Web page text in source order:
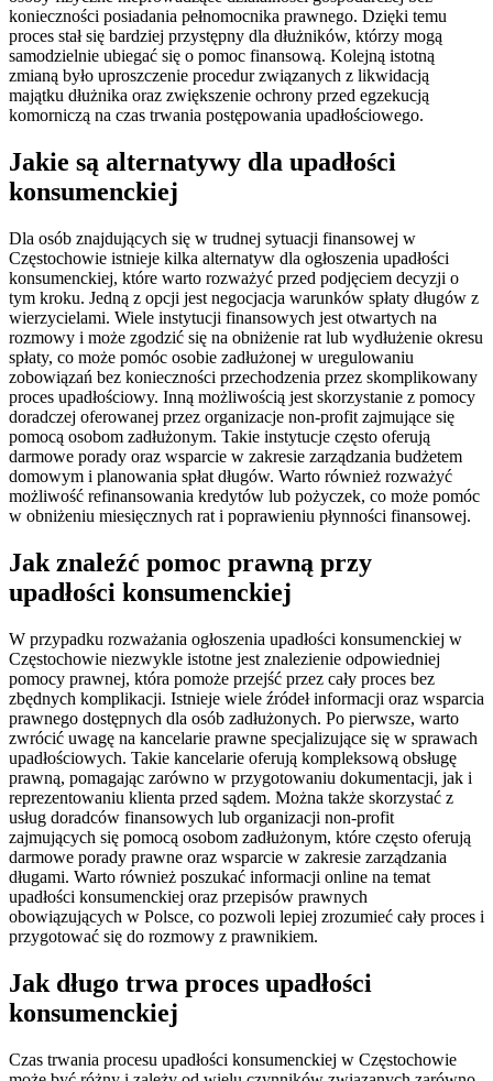
konieczności posiadania pełnomocnika prawnego. Dzięki temu
proces stał się bardziej przystępny dla dłużników, którzy mogą
samodzielnie ubiegać się o pomoc finansową. Kolejną istotną
zmianą było uproszczenie procedur związanych z likwidacją
majątku dłużnika oraz zwiększenie ochrony przed egzekucją
komorniczą na czas trwania postępowania upadłościowego.
Jakie są alternatywy dla upadłości
konsumenckiej
Dla osób znajdujących się w trudnej sytuacji finansowej w
Częstochowie istnieje kilka alternatyw dla ogłoszenia upadłości
konsumenckiej, które warto rozważyć przed podjęciem decyzji o
tym kroku. Jedną z opcji jest negocjacja warunków spłaty długów z
wierzycielami. Wiele instytucji finansowych jest otwartych na
rozmowy i może zgodzić się na obniżenie rat lub wydłużenie okresu
spłaty, co może pomóc osobie zadłużonej w uregulowaniu
zobowiązań bez konieczności przechodzenia przez skomplikowany
proces upadłościowy. Inną możliwością jest skorzystanie z pomocy
doradczej oferowanej przez organizacje non-profit zajmujące się
pomocą osobom zadłużonym. Takie instytucje często oferują
darmowe porady oraz wsparcie w zakresie zarządzania budżetem
domowym i planowania spłat długów. Warto również rozważyć
możliwość refinansowania kredytów lub pożyczek, co może pomóc
w obniżeniu miesięcznych rat i poprawieniu płynności finansowej.
Jak znaleźć pomoc prawną przy
upadłości konsumenckiej
W przypadku rozważania ogłoszenia upadłości konsumenckiej w
Częstochowie niezwykle istotne jest znalezienie odpowiedniej
pomocy prawnej, która pomoże przejść przez cały proces bez
zbędnych komplikacji. Istnieje wiele źródeł informacji oraz wsparcia
prawnego dostępnych dla osób zadłużonych. Po pierwsze, warto
zwrócić uwagę na kancelarie prawne specjalizujące się w sprawach
upadłościowych. Takie kancelarie oferują kompleksową obsługę
prawną, pomagając zarówno w przygotowaniu dokumentacji, jak i
reprezentowaniu klienta przed sądem. Można także skorzystać z
usług doradców finansowych lub organizacji non-profit
zajmujących się pomocą osobom zadłużonym, które często oferują
darmowe porady prawne oraz wsparcie w zakresie zarządzania
długami. Warto również poszukać informacji online na temat
upadłości konsumenckiej oraz przepisów prawnych
obowiązujących w Polsce, co pozwoli lepiej zrozumieć cały proces i
przygotować się do rozmowy z prawnikiem.
Jak długo trwa proces upadłości
konsumenckiej
Czas trwania procesu upadłości konsumenckiej w Częstochowie